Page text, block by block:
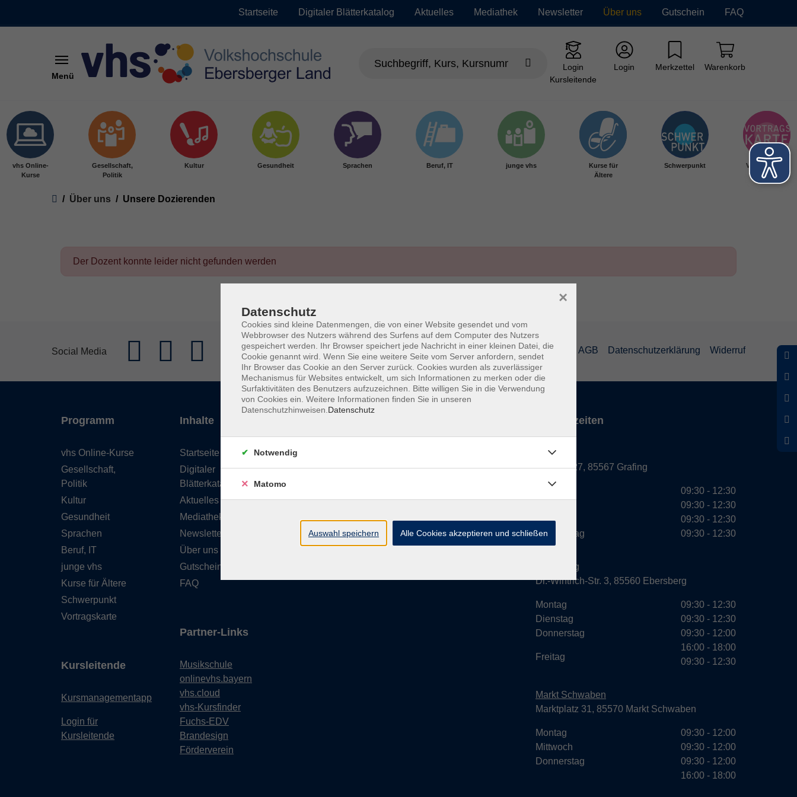
Startseite Digitaler Blätterkatalog Aktuelles Mediathek Newsletter Über uns Gutschein FAQ
Menü
Login
Kursleitende
Login Merkzettel Warenkorb
vhs Online-
Kurse
Gesellschaft,
Politik
Kultur Gesundheit Sprachen Beruf, IT junge vhs
Kurse für
Ältere
Schwerpunkt Vortragskarte
You are here:
Über uns Unsere Dozierenden
Der Dozent konnte leider nicht gefunden werden
Social Media Barrierefreiheit Lage & Routenplan Impressum AGB Datenschutzerklärung Widerruf
Programm
vhs Online-Kurse
Gesellschaft,
Politik
Kultur
Gesundheit
Sprachen
Beruf, IT
junge vhs
Kurse für Ältere
Schwerpunkt
Vortragskarte
Kursleitende
Kursmanagementapp
Login für
Kursleitende
Inhalte
Startseite
Digitaler
Blätterkatalog
Aktuelles
Mediathek
Newsletter
Über uns
Gutschein
FAQ
Partner-Links
Musikschule
onlinevhs.bayern
vhs.cloud
vhs-Kursfinder
Fuchs-EDV
Brandesign
Förderverein
Servicezeiten
Grafing
Griesstr. 27, 85567 Grafing
Mittwoch
Donnerstag
09:30 - 12:30
09:30 - 12:30
09:30 - 12:30
09:30 - 12:30
Ebersberg
Dr.-Wintrich-Str. 3, 85560 Ebersberg
Montag
Dienstag
Donnerstag
Freitag
09:30 - 12:30
09:30 - 12:30
09:30 - 12:00
16:00 - 18:00
09:30 - 12:30
Markt Schwaben
Marktplatz 31, 85570 Markt Schwaben
Montag
Mittwoch
Donnerstag
09:30 - 12:00
09:30 - 12:00
09:30 - 12:00
16:00 - 18:00
Datenschutz
Cookies sind kleine Datenmengen, die von einer Website gesendet und vom
Webbrowser des Nutzers während des Surfens auf dem Computer des Nutzers
gespeichert werden. Ihr Browser speichert jede Nachricht in einer kleinen Datei, die
Cookie genannt wird. Wenn Sie eine weitere Seite vom Server anfordern, sendet
Ihr Browser das Cookie an den Server zurück. Cookies wurden als zuverlässiger
Mechanismus für Websites entwickelt, um sich Informationen zu merken oder die
Surfaktivitäten des Benutzers aufzuzeichnen. Bitte willigen Sie in die Verwendung
von Cookies ein. Weitere Informationen finden Sie in unseren
Datenschutzhinweisen. Datenschutz
×
Notwendig
Matomo
Auswahl speichern Alle Cookies akzeptieren und schließen